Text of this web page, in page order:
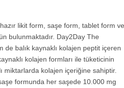
likit form, saşe form, tablet form ve
bulunmaktadır. Day2Day The
de balık kaynaklı kolajen peptit içeren
kolajen formları ile tüketicinin
miktarlarda kolajen içeriğine sahiptir.
formunda her saşede 10.000 mg